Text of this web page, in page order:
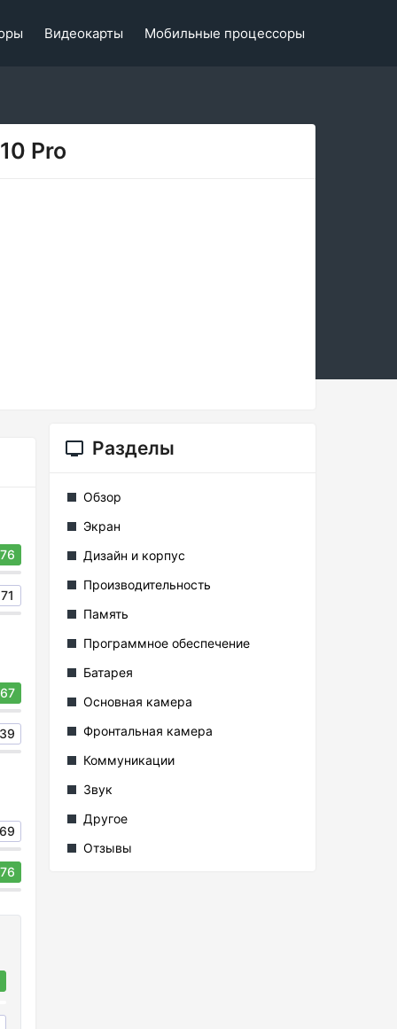
Видеокарты Мобильные процессоры
Pro
76
71
67
39
69
76
Разделы
Обзор
Экран
Дизайн и корпус
Производительность
Память
Программное обеспечение
Батарея
Основная камера
Фронтальная камера
Коммуникации
Звук
Другое
Отзывы